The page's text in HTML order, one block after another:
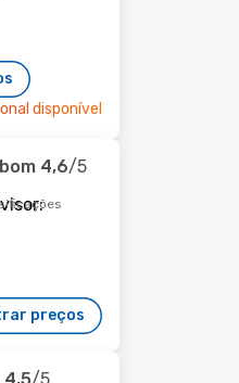
disponível
4,6/5
preços